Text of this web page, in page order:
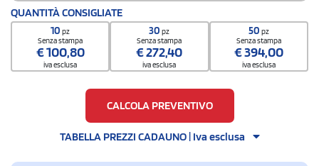
Codice doganale
6802 9100
Quantità per scatola
QUANTITÀ CONSIGLIATE
10pz
Senza stampa
€100,80
iva esclusa
30pz
Senza stampa
€272,40
iva esclusa
50 pz
Senza stampa
€394,00
iva esclusa
CALCOLA PREVENTIVO
TABELLA PREZZI CADAUNO | Iva esclusa